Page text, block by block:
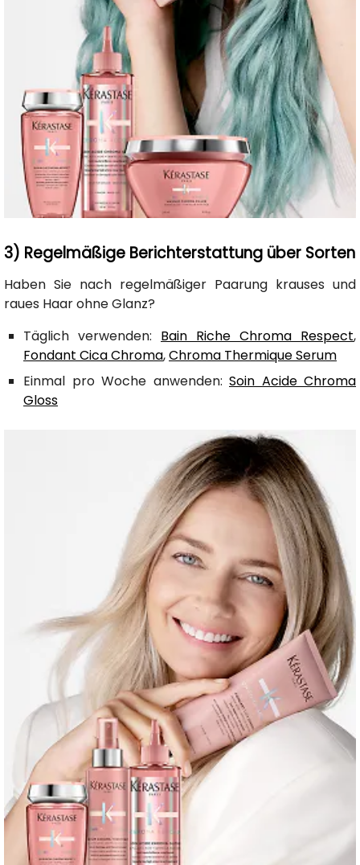
3) Regelmäßige Berichterstattung über Sorten
Haben Sie nach regelmäßiger Paarung krauses und
raues Haar ohne Glanz?
Täglich verwenden: Bain Riche Chroma Respect,
Fondant Cica Chroma,Chroma Thermique Serum
Einmal pro Woche anwenden: Soin Acide Chroma
Gloss